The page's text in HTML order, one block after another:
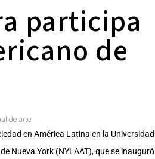
participa
de
de arte
en América Latina en la Universidad
Nueva York (NYLAAT), que se inauguró